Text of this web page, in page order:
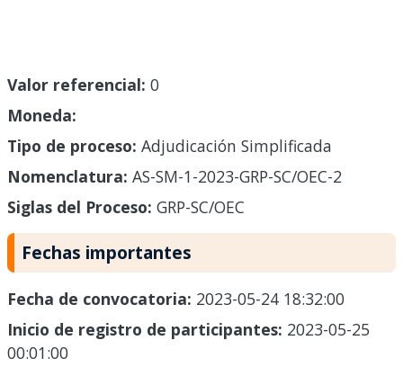
Valor referencial: 0
Moneda:
Tipo de proceso: Adjudicación Simplificada
Nomenclatura: AS-SM-1-2023-GRP-SC/OEC-2
Siglas del Proceso: GRP-SC/OEC
Fechas importantes
Fecha de convocatoria: 2023-05-24 18:32:00
Inicio de registro de participantes: 2023-05-25
00:01:00